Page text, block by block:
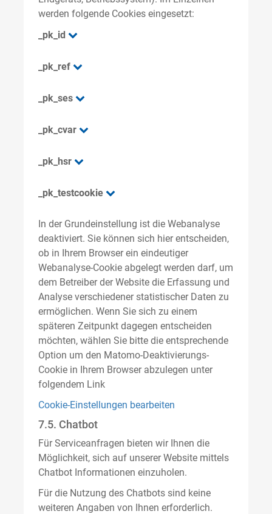
werden folgende Cookies eingesetzt:
_pk_id
_pk_ref
_pk_ses
_pk_cvar
_pk_hsr
_pk_testcookie
In der Grundeinstellung ist die Webanalyse
deaktiviert. Sie können sich hier entscheiden,
ob in Ihrem Browser ein eindeutiger
Webanalyse-Cookie abgelegt werden darf, um
dem Betreiber der Website die Erfassung und
Analyse verschiedener statistischer Daten zu
ermöglichen. Wenn Sie sich zu einem
späteren Zeitpunkt dagegen entscheiden
möchten, wählen Sie bitte die entsprechende
Option um den Matomo-Deaktivierungs-
Cookie in Ihrem Browser abzulegen unter
folgendem Link
Cookie-Einstellungen bearbeiten
7.5. Chatbot
Für Serviceanfragen bieten wir Ihnen die
Möglichkeit, sich auf unserer Website mittels
Chatbot Informationen einzuholen.
Für die Nutzung des Chatbots sind keine
weiteren Angaben von Ihnen erforderlich.